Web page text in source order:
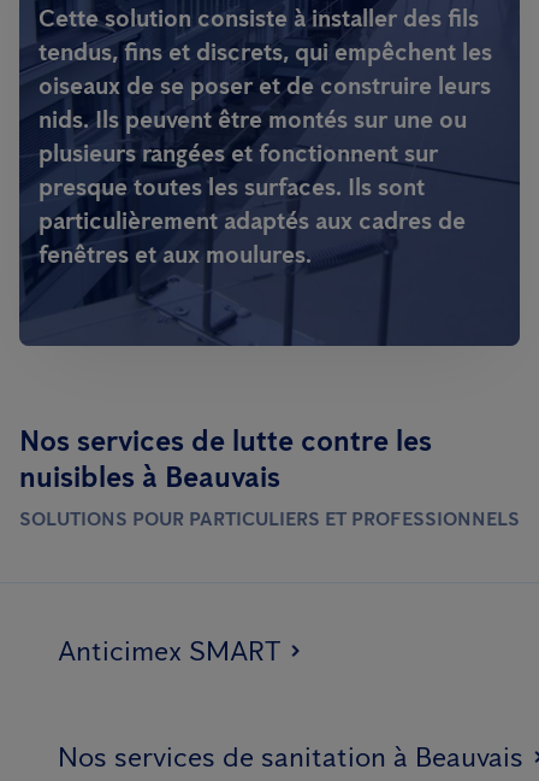
Cette solution consiste à installer des fils
tendus, fins et discrets, qui empêchent les
oiseaux de se poser et de construire leurs
nids. Ils peuvent être montés sur une ou
plusieurs rangées et fonctionnent sur
presque toutes les surfaces. Ils sont
particulièrement adaptés aux cadres de
fenêtres et aux moulures.
Nos services de lutte contre les
nuisibles à Beauvais
SOLUTIONS POUR PARTICULIERS ET PROFESSIONNELS
Anticimex SMART
Nos services de sanitation à Beauvais